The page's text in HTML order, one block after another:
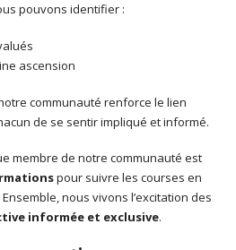
pouvons identifier :
ascension
communauté renforce le lien
de se sentir impliqué et informé.
membre de notre communauté est
pour suivre les courses en
nous vivons l’excitation des
informée et exclusive.